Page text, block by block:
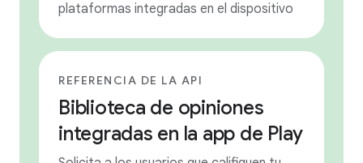
plataformas integradas en el dispositivo
REFERENCIA DE LA API
Biblioteca de opiniones
integradas en la app de Play